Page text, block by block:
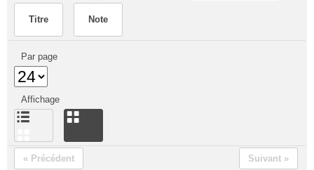
Titre Note
Par page
Affichage
« Précédent Suivant »